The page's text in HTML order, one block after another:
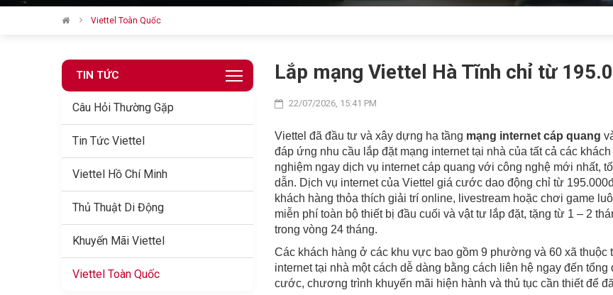
Viettel Toàn Quốc
TIN TỨC
Câu Hỏi Thường Gặp
Tin Tức Viettel
Viettel Hồ Chí Minh
Thủ Thuật Di Động
Khuyến Mãi Viettel
Viettel Toàn Quốc
Lắp mạng Viettel Hà Tĩnh chỉ từ
22/07/2026, 15:41 PM
Viettel đã đầu tư và xây dựng hạ tầng mạng internet cáp quang
đáp ứng nhu cầu lắp đặt mạng internet tại nhà của tất cả các
nghiệm ngay dịch vụ internet cáp quang với công nghệ mới nhất,
dẫn. Dịch vụ internet của Viettel giá cước dao động chỉ từ
khách hàng thỏa thích giải trí online, livestream hoặc chơi game
miễn phí toàn bộ thiết bị đầu cuối và vật tư lắp đặt, tặng từ 1 – 2
trong vòng 24 tháng.
Các khách hàng ở các khu vực bao gồm 9 phường và 60 xã thuộc
internet tại nhà một cách dễ dàng bằng cách liên hệ ngay đến tổng
cước, chương trình khuyến mãi hiện hành và thủ tục cần thiết để